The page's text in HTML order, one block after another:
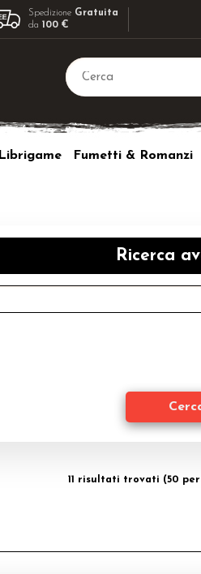
Spedizione Gratuita
da100 €
Librigame Fumetti & Romanzi
Ricerca
11 risultati trovati (50